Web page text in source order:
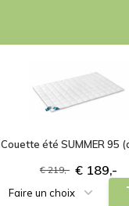
Couette été SUMMER 95
€ 219,- € 189,-